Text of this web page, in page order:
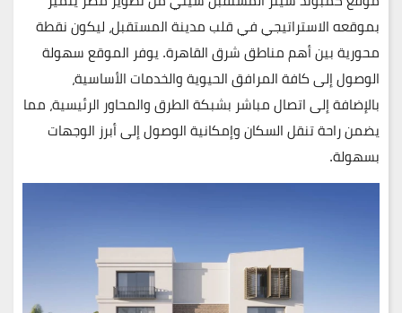
بموقعه الاستراتيجي في قلب مدينة المستقبل، ليكون نقطة
محورية بين أهم مناطقشرق القاهرة. يوفر الموقع سهولة
الوصول إلى كافة المرافق الحيوية والخدمات الأساسية،
بالإضافة إلى اتصال مباشر بشبكة الطرق والمحاور الرئيسية، مما
يضمن راحة تنقل السكان وإمكانية الوصول إلى أبرز الوجهات
بسهولة.